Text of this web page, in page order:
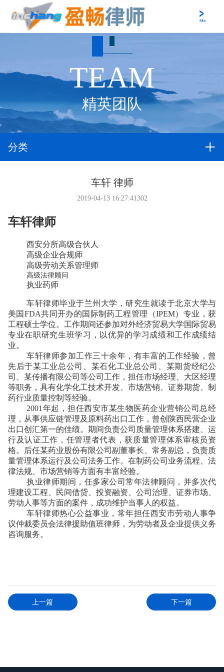
TEAM
精英团队
分类
车轩 律师
2019-04-13 16:27:41302
车轩律师
西安分所高级合伙人
高级企业合规师
高级劳动关系管理师
高级法律顾问
执业药师
车轩律师毕业于兰州大学，研究生就读于北京大学与
美国FDA共同开办的国际制药工程管理（IPEM）专业，获
工程硕士学位。工作期间还参加对外经济贸易大学国际贸易
专业在职研究生班学习，以优异的学习成绩和工作成绩结
业。
车轩律师参加工作三十余年，有丰富的工作经验，曾
先后于某工业总公司、某石化工业总公司、某期货经纪公
司、某传播有限公司等公司工作，担任市场经理、大区经理
等职务，具有化学化工技术开发、市场营销、证券期货、制
药行业质量控制等经验。
2001年起，担任西安市某生物医药企业营销公司总经
理，从事供应链管理及原料药出口工作，曾创陕西民营企业
出口创汇第一的佳绩。期间负责公司质量管理体系搭建、运
行及认证工作，任管理者代表，获质量管理体系审核员资
格。后任某药业股份有限公司副董事长、常务副总，负责质
量管理体系运行及公司法务工作。在制药公司业务流程、法
律法规、市场营销等方面有丰富经验。
执业律师期间，任多家公司常年法律顾问，并多次代
理建设工程、民间借贷、投资融资、公司治理、证券市场、
劳动人事等方面的案件，成功维护当事人的权益。
车轩律师热心公益事业，常年担任西安市劳动人事争
议仲裁委员会法律援助值班律师，为劳动者及企业提供义务
咨询服务。
上一篇 下一篇